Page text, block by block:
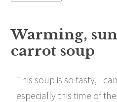
Warming,
carrot soup
This soup is so tasty, I
especially this time of